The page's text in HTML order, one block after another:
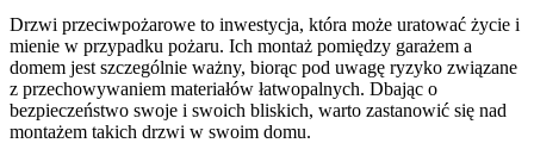
Drzwi przeciwpożarowe to inwestycja, która może uratować życie i
mienie w przypadku pożaru. Ich montaż pomiędzy garażem a
domem jest szczególnie ważny, biorąc pod uwagę ryzyko związane
z przechowywaniem materiałów łatwopalnych. Dbając o
bezpieczeństwo swoje i swoich bliskich, warto zastanowić się nad
montażem takich drzwi w swoim domu.